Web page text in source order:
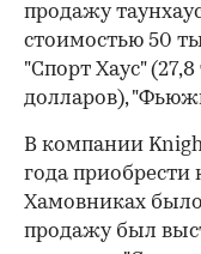
продажу
стоимостью 50
"Спорт Хаус"
долларов),
В компании
года приобрести
Хамовниках
продажу был